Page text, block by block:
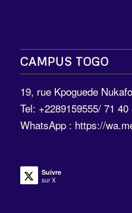
CAMPUS TOGO
19, rue Kpoguede
Tel: +2289159555/ 71 40
WhatsApp : https://
Suivre
sur X